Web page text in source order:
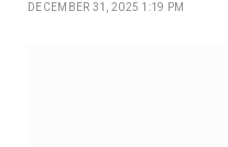
DECEMBER 31, 2025 1:19 PM